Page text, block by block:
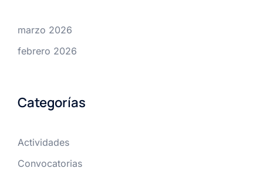
marzo 2026
febrero 2026
Categorías
Actividades
Convocatorias